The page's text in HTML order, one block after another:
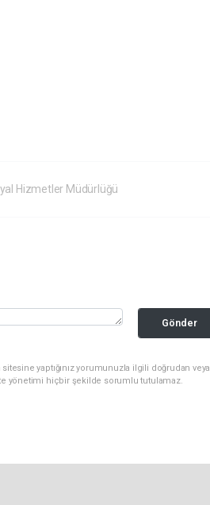
Hizmetler Müdürlüğü
Gönder
yaptığınız yorumunuzla ilgili doğrudan veya
yönetimi hiçbir şekilde sorumlu tutulamaz.